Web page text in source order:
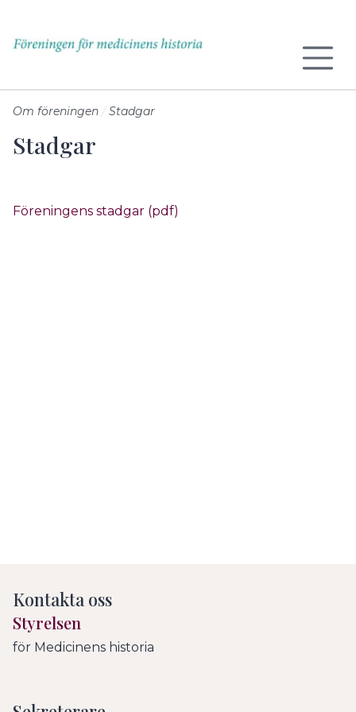
Om föreningen Stadgar
Stadgar
Föreningens stadgar (pdf)
Kontakta oss
Styrelsen
för Medicinens historia